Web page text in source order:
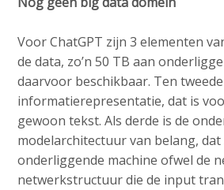
Voor ChatGPT zijn 3 elementen
de data, zo’n 50 TB aan
daarvoor beschikbaar. Ten
informatierepresentatie, dat is
gewoon tekst. Als derde is de
modelarchitectuur van belang, dat
onderliggende machine ofwel de
netwerkstructuur die de input